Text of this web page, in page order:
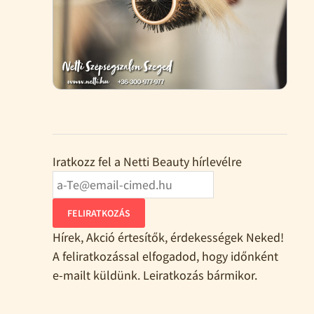
Iratkozz fel a Netti Beauty hírlevélre
FELIRATKOZÁS
Hírek, Akció értesítők, érdekességek Neked!
A feliratkozással elfogadod, hogy időnként
e-mailt küldünk. Leiratkozás bármikor.